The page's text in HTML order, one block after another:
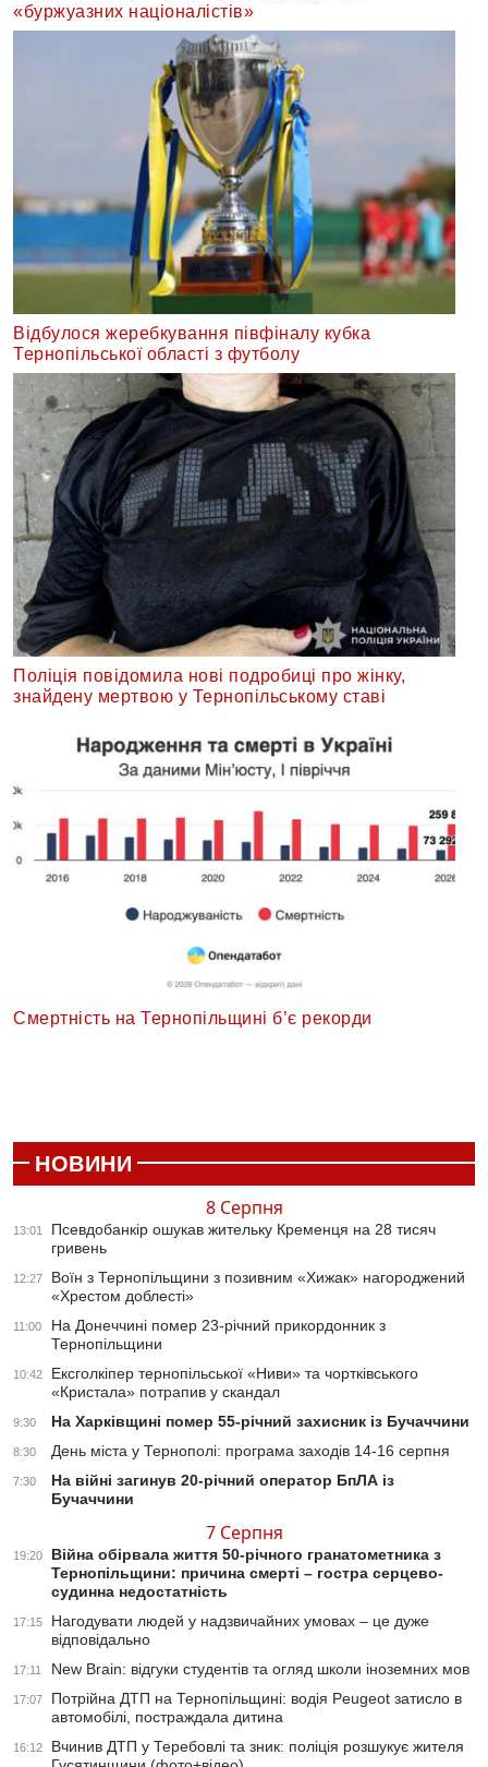
«буржуазних націоналістів»
Відбулося жеребкування півфіналу кубка
Тернопільської області з футболу
Поліція повідомила нові подробиці про жінку,
знайдену мертвою у Тернопільському ставі
Смертність на Тернопільщині б’є рекорди
НОВИНИ
8 Серпня
13:01
Псевдобанкір ошукав жительку Кременця на 28 тисяч
гривень
12:27
Воїн з Тернопільщини з позивним «Хижак» нагороджений
«Хрестом доблесті»
11:00
На Донеччині помер 23-річний прикордонник з
Тернопільщини
10:42
Ексголкіпер тернопільської «Ниви» та чортківського
«Кристала» потрапив у скандал
9:30 На Харківщині помер 55-річний захисник із Бучаччини
8:30 День міста у Тернополі: програма заходів 14-16 серпня
7:30
На війні загинув 20-річний оператор БпЛА із
Бучаччини
7 Серпня
19:20
Війна обірвала життя 50-річного гранатометника з
Тернопільщини: причина смерті – гостра серцево-
судинна недостатність
17:15
Нагодувати людей у надзвичайних умовах – це дуже
відповідально
17:11 New Brain: відгуки студентів та огляд школи іноземних мов
17:07
Потрійна ДТП на Тернопільщині: водія Peugeot затисло в
автомобілі, постраждала дитина
16:12
Вчинив ДТП у Теребовлі та зник: поліція розшукує жителя